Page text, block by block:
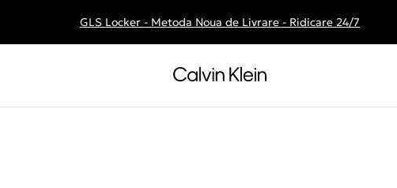
Livrare gratuita la comenzile de peste 250 RON
GLS Locker - Metoda Noua de Livrare - Ridicare 24/7